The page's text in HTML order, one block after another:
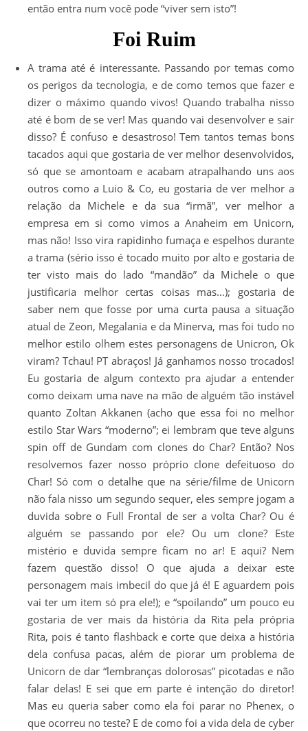
então entra num você pode “viver sem isto”!
Foi Ruim
A trama até é interessante. Passando por temas como
os perigos da tecnologia, e de como temos que fazer e
dizer o máximo quando vivos! Quando trabalha nisso
até é bom de se ver! Mas quando vai desenvolver e sair
disso? É confuso e desastroso! Tem tantos temas bons
tacados aqui que gostaria de ver melhor desenvolvidos,
só que se amontoam e acabam atrapalhando uns aos
outros como a Luio & Co, eu gostaria de ver melhor a
relação da Michele e da sua “irmã”, ver melhor a
empresa em si como vimos a Anaheim em Unicorn,
mas não! Isso vira rapidinho fumaça e espelhos durante
a trama (sério isso é tocado muito por alto e gostaria de
ter visto mais do lado “mandão” da Michele o que
justificaria melhor certas coisas mas…); gostaria de
saber nem que fosse por uma curta pausa a situação
atual de Zeon, Megalania e da Minerva, mas foi tudo no
melhor estilo olhem estes personagens de Unicron, Ok
viram? Tchau! PT abraços! Já ganhamos nosso trocados!
Eu gostaria de algum contexto pra ajudar a entender
como deixam uma nave na mão de alguém tão instável
quanto Zoltan Akkanen (acho que essa foi no melhor
estilo Star Wars “moderno”; ei lembram que teve alguns
spin off de Gundam com clones do Char? Então? Nos
resolvemos fazer nosso próprio clone defeituoso do
Char! Só com o detalhe que na série/filme de Unicorn
não fala nisso um segundo sequer, eles sempre jogam a
duvida sobre o Full Frontal de ser a volta Char? Ou é
alguém se passando por ele? Ou um clone? Este
mistério e duvida sempre ficam no ar! E aqui? Nem
fazem questão disso! O que ajuda a deixar este
personagem mais imbecil do que já é! E aguardem pois
vai ter um item só pra ele!); e “spoilando” um pouco eu
gostaria de ver mais da história da Rita pela própria
Rita, pois é tanto flashback e corte que deixa a história
dela confusa pacas, além de piorar um problema de
Unicorn de dar “lembranças dolorosas” picotadas e não
falar delas! E sei que em parte é intenção do diretor!
Mas eu queria saber como ela foi parar no Phenex, o
que ocorreu no teste? E de como foi a vida dela de cyber